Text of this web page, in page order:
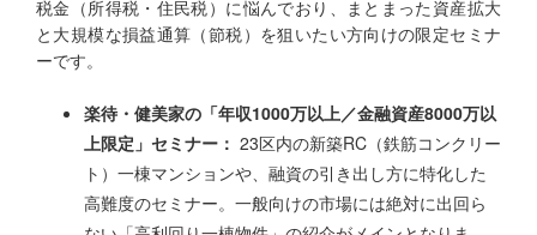
税金（所得税・住民税）に悩んでおり、まとまった資産拡大
と大規模な損益通算（節税）を狙いたい方向けの限定セミナ
ーです。
楽待・健美家の「年収1000万以上／金融資産8000万以
上限定」セミナー： 23区内の新築RC（鉄筋コンクリー
ト）一棟マンションや、融資の引き出し方に特化した
高難度のセミナー。一般向けの市場には絶対に出回ら